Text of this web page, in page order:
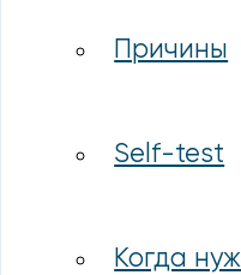
Причины
Self-test
Когда